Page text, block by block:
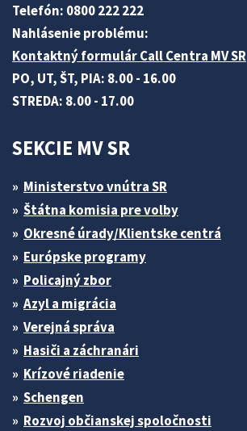
Telefón: 0800 222 222
Nahlásenie problému:
Kontaktný formulár Call Centra MV SR
PO, UT, ŠT, PIA: 8.00 - 16.00
STREDA: 8.00 - 17.00
SEKCIE MV SR
Ministerstvo vnútra SR
Štátna komisia pre volby
Okresné úrady/Klientske centrá
Európske programy
Policajný zbor
Azyl a migrácia
Verejná správa
Hasiči a záchranári
Krízové riadenie
Schengen
Rozvoj občianskej spoločnosti